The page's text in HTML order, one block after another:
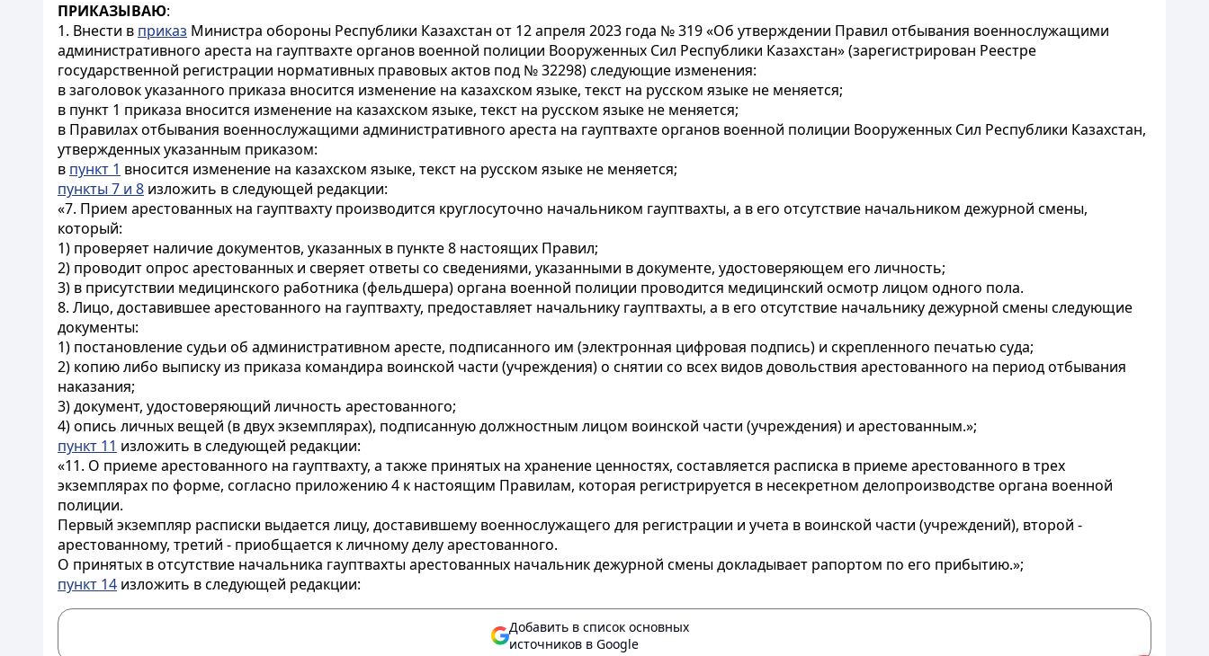
ПРИКАЗЫВАЮ:
1. Внести в приказ Министра обороны Республики Казахстан от 12 апреля 2023 года № 319 «Об утверждении Правил отбывания военнослужащими
административного ареста на гауптвахте органов военной полиции Вооруженных Сил Республики Казахстан» (зарегистрирован Реестре
государственной регистрации нормативных правовых актов под № 32298) следующие изменения:
в заголовок указанного приказа вносится изменение на казахском языке, текст на русском языке не меняется;
в пункт 1 приказа вносится изменение на казахском языке, текст на русском языке не меняется;
в Правилах отбывания военнослужащими административного ареста на гауптвахте органов военной полиции Вооруженных Сил Республики Казахстан,
утвержденных указанным приказом:
в пункт 1 вносится изменение на казахском языке, текст на русском языке не меняется;
пункты 7 и 8 изложить в следующей редакции:
«7. Прием арестованных на гауптвахту производится круглосуточно начальником гауптвахты, а в его отсутствие начальником дежурной смены,
который:
1) проверяет наличие документов, указанных в пункте 8 настоящих Правил;
2) проводит опрос арестованных и сверяет ответы со сведениями, указанными в документе, удостоверяющем его личность;
3) в присутствии медицинского работника (фельдшера) органа военной полиции проводится медицинский осмотр лицом одного пола.
8. Лицо, доставившее арестованного на гауптвахту, предоставляет начальнику гауптвахты, а в его отсутствие начальнику дежурной смены следующие
документы:
1) постановление судьи об административном аресте, подписанного им (электронная цифровая подпись) и скрепленного печатью суда;
2) копию либо выписку из приказа командира воинской части (учреждения) о снятии со всех видов довольствия арестованного на период отбывания
наказания;
3) документ, удостоверяющий личность арестованного;
4) опись личных вещей (в двух экземплярах), подписанную должностным лицом воинской части (учреждения) и арестованным.»;
пункт 11 изложить в следующей редакции:
«11. О приеме арестованного на гауптвахту, а также принятых на хранение ценностях, составляется расписка в приеме арестованного в трех
экземплярах по форме, согласно приложению 4 к настоящим Правилам, которая регистрируется в несекретном делопроизводстве органа военной
полиции.
Первый экземпляр расписки выдается лицу, доставившему военнослужащего для регистрации и учета в воинской части (учреждений), второй -
арестованному, третий - приобщается к личному делу арестованного.
О принятых в отсутствие начальника гауптвахты арестованных начальник дежурной смены докладывает рапортом по его прибытию.»;
пункт 14 изложить в следующей редакции:
Добавить в список основных
источников в Google